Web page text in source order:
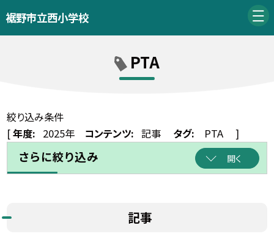
裾野市立西小学校
PTA
絞り込み条件
[年度: 2025年 コンテンツ: 記事 タグ: PTA ]
さらに絞り込み 開く
記事